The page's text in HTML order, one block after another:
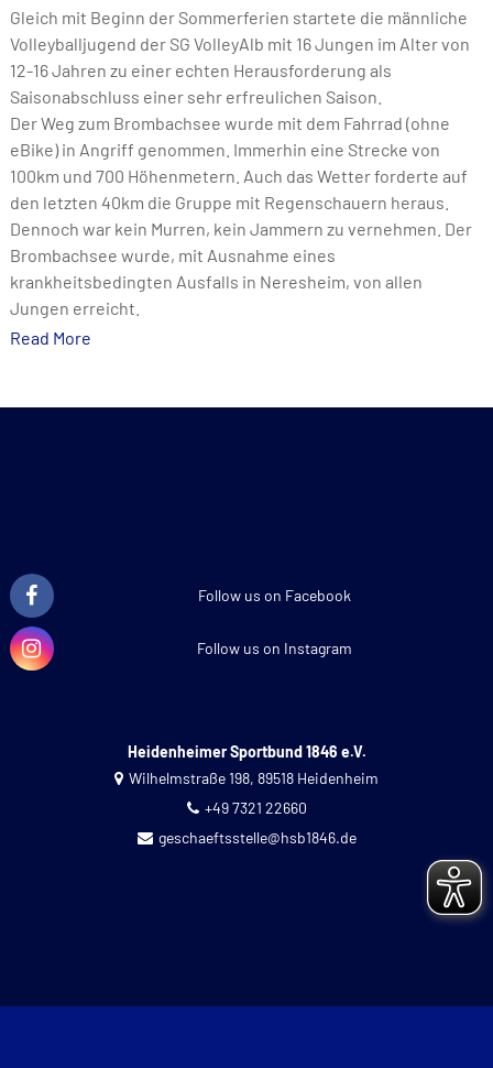
Gleich mit Beginn der Sommerferien startete die männliche
Volleyballjugend der SG VolleyAlb mit 16 Jungen im Alter von
12-16 Jahren zu einer echten Herausforderung als
Saisonabschluss einer sehr erfreulichen Saison.
Der Weg zum Brombachsee wurde mit dem Fahrrad (ohne
eBike) in Angriff genommen. Immerhin eine Strecke von
100km und 700 Höhenmetern. Auch das Wetter forderte auf
den letzten 40km die Gruppe mit Regenschauern heraus.
Dennoch war kein Murren, kein Jammern zu vernehmen. Der
Brombachsee wurde, mit Ausnahme eines
krankheitsbedingten Ausfalls in Neresheim, von allen
Jungen erreicht.
Read More
Follow us on Facebook
Follow us on Instagram
Heidenheimer Sportbund 1846 e.V.
Wilhelmstraße 198, 89518 Heidenheim
+49 7321 22660
geschaeftsstelle@hsb1846.de